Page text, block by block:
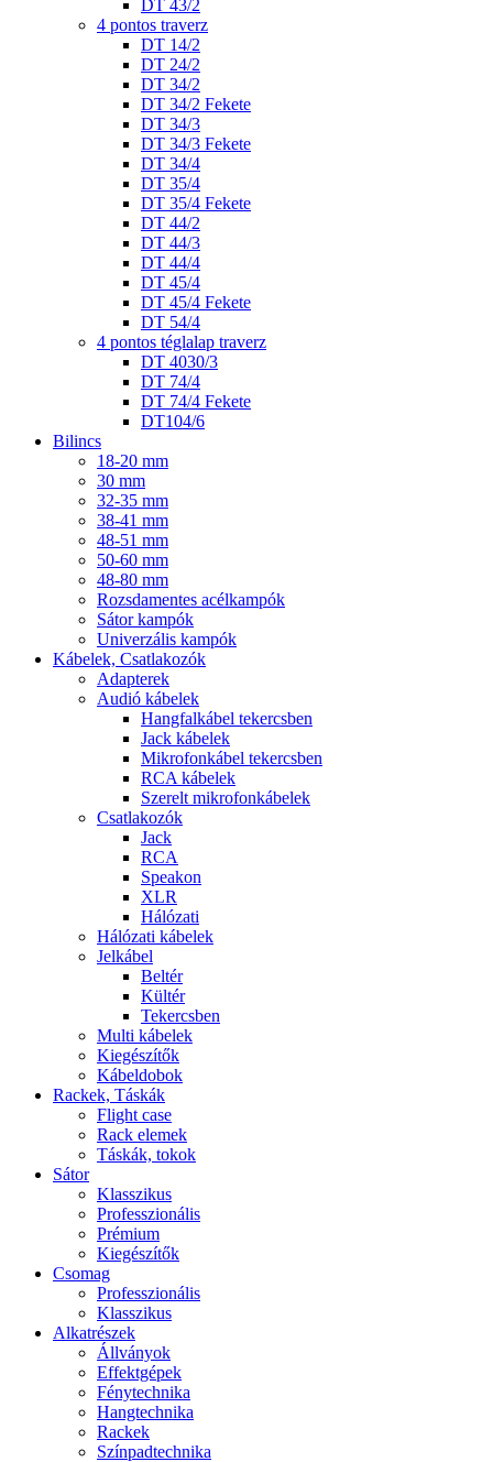
DT 43/2
4 pontos traverz
DT 14/2
DT 24/2
DT 34/2
DT 34/2 Fekete
DT 34/3
DT 34/3 Fekete
DT 34/4
DT 35/4
DT 35/4 Fekete
DT 44/2
DT 44/3
DT 44/4
DT 45/4
DT 45/4 Fekete
DT 54/4
4 pontos téglalap traverz
DT 4030/3
DT 74/4
DT 74/4 Fekete
DT104/6
Bilincs
18-20 mm
30 mm
32-35 mm
38-41 mm
48-51 mm
50-60 mm
48-80 mm
Rozsdamentes acélkampók
Sátor kampók
Univerzális kampók
Kábelek, Csatlakozók
Adapterek
Audió kábelek
Hangfalkábel tekercsben
Jack kábelek
Mikrofonkábel tekercsben
RCA kábelek
Szerelt mikrofonkábelek
Csatlakozók
Jack
RCA
Speakon
XLR
Hálózati
Hálózati kábelek
Jelkábel
Beltér
Kültér
Tekercsben
Multi kábelek
Kiegészítők
Kábeldobok
Rackek, Táskák
Flight case
Rack elemek
Táskák, tokok
Sátor
Klasszikus
Professzionális
Prémium
Kiegészítők
Csomag
Professzionális
Klasszikus
Alkatrészek
Állványok
Effektgépek
Fénytechnika
Hangtechnika
Rackek
Színpadtechnika